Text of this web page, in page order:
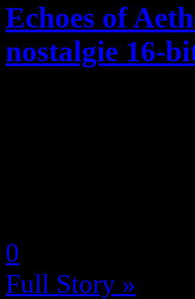
Echoes of
nostalgie 16-
0
Full Story »